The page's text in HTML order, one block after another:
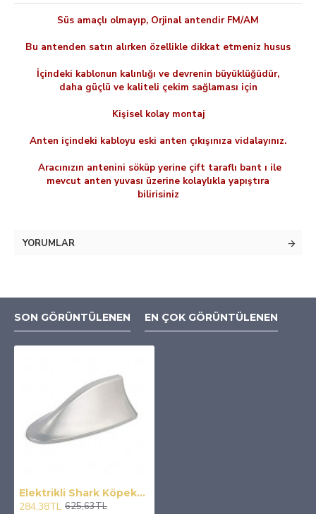
Süs amaçlı olmayıp, Orjinal antendir FM/AM
Bu antenden satın alırken özellikle dikkat etmeniz husus
İçindeki kablonun kalınlığı ve devrenin büyüklüğüdür,
daha güçlü ve kaliteli çekim sağlaması için
Kişisel kolay montaj
Anten içindeki kabloyu eski anten çıkışınıza vidalayınız.
Aracınızın antenini söküp yerine çift taraflı bant ı ile
mevcut anten yuvası üzerine kolaylıkla yapıştıra
bilirisiniz
YORUMLAR
SON GÖRÜNTÜLENEN EN ÇOK GÖRÜNTÜLENEN
Elektrikli Shark Köpekbalığı Balina Tavan Anteni Tam Fonksiyonlu
284,38TL 625,63TL